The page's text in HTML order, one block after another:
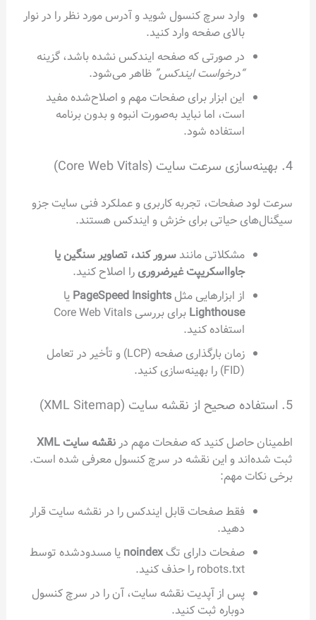
وارد سرچ کنسول شوید و آدرس مورد نظر را در نوار
بالای صفحه وارد کنید.
در صورتی که صفحه ایندکس نشده باشد، گزینه
“درخواست ایندکس” ظاهر می‌شود.
این ابزار برای صفحات مهم و اصلاح‌شده مفید
است، اما نباید به‌صورت انبوه و بدون برنامه
استفاده شود.
4. بهینه‌سازی سرعت سایت (Core Web Vitals)
سرعت لود صفحات، تجربه کاربری و عملکرد فنی سایت جزو
سیگنال‌های حیاتی برای خزش و ایندکس هستند.
مشکلاتی مانند سرور کند، تصاویر سنگین یا
جاوااسکریپت غیرضروری را اصلاح کنید.
از ابزارهایی مثل PageSpeed Insights یا
Lighthouse
برای بررسی Core Web Vitals
استفاده کنید.
زمان بارگذاری صفحه (LCP) و تأخیر در تعامل
(FID) را بهینه‌سازی کنید.
5. استفاده صحیح از نقشه سایت (XML Sitemap)
اطمینان حاصل کنید که صفحات مهم درنقشه سایت XML
ثبت شده‌اند و این نقشه در سرچ کنسول معرفی شده است.
برخی نکات مهم:
فقط صفحات قابل ایندکس را در نقشه سایت قرار
دهید.
صفحات دارای تگnoindex یا مسدودشده توسط
robots.txt را حذف کنید.
پس از آپدیت نقشه سایت، آن را در سرچ کنسول
دوباره ثبت کنید.